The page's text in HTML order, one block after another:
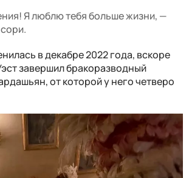
Я люблю тебя больше жизни, —
в декабре 2022 года, вскоре
завершил бракоразводный
от которой у него четверо